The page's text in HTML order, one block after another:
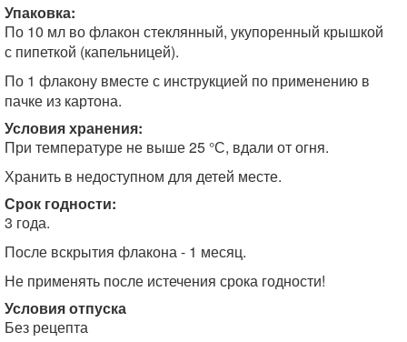
Упаковка:
По 10 мл во флакон стеклянный, укупоренный крышкой
с пипеткой (капельницей).
По 1 флакону вместе с инструкцией по применению в
пачке из картона.
Условия хранения:
При температуре не выше 25 °С, вдали от огня.
Хранить в недоступном для детей месте.
Срок годности:
3 года.
После вскрытия флакона - 1 месяц.
Не применять после истечения срока годности!
Условия отпуска
Без рецепта